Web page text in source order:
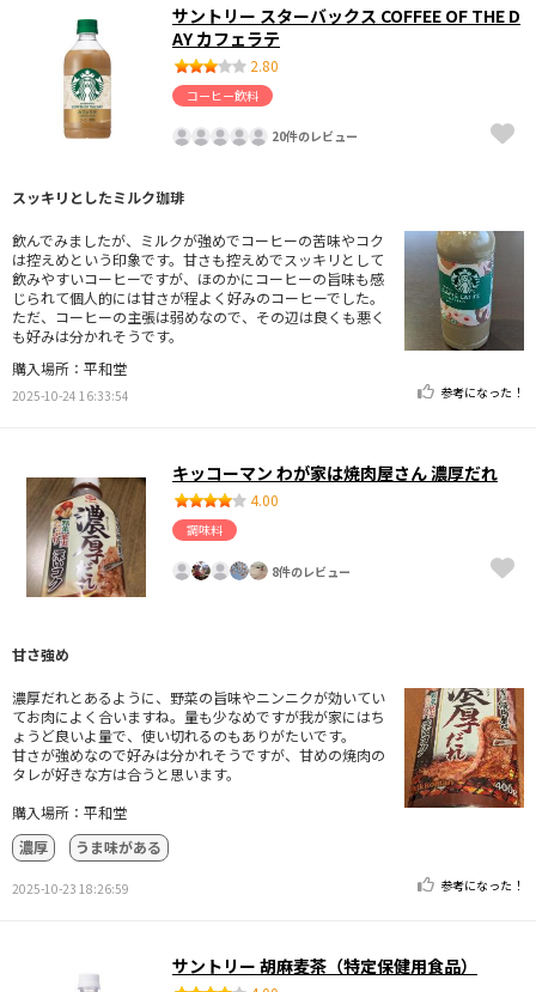
サントリー スターバックス COFFEE OF THE D
AY カフェラテ
2.80
コーヒー飲料
20件のレビュー
スッキリとしたミルク珈琲
飲んでみましたが、ミルクが強めでコーヒーの苦味やコク
は控えめという印象です。甘さも控えめでスッキリとして
飲みやすいコーヒーですが、ほのかにコーヒーの旨味も感
じられて個人的には甘さが程よく好みのコーヒーでした。
ただ、コーヒーの主張は弱めなので、その辺は良くも悪く
も好みは分かれそうです。
購入場所：平和堂
2025-10-24 16:33:54 参考になった！
キッコーマン わが家は焼肉屋さん 濃厚だれ
4.00
調味料
8件のレビュー
甘さ強め
濃厚だれとあるように、野菜の旨味やニンニクが効いてい
てお肉によく合いますね。量も少なめですが我が家にはち
ょうど良いよ量で、使い切れるのもありがたいです。
甘さが強めなので好みは分かれそうですが、甘めの焼肉の
タレが好きな方は合うと思います。
購入場所：平和堂
濃厚
うま味がある
2025-10-23 18:26:59 参考になった！
サントリー 胡麻麦茶（特定保健用食品）